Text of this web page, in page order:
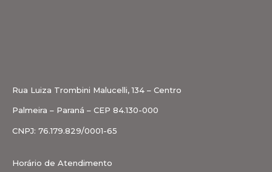
Rua Luiza Trombini Malucelli, 134 – Centro
Palmeira – Paraná – CEP 84.130-000
CNPJ: 76.179.829/0001-65
Horário de Atendimento